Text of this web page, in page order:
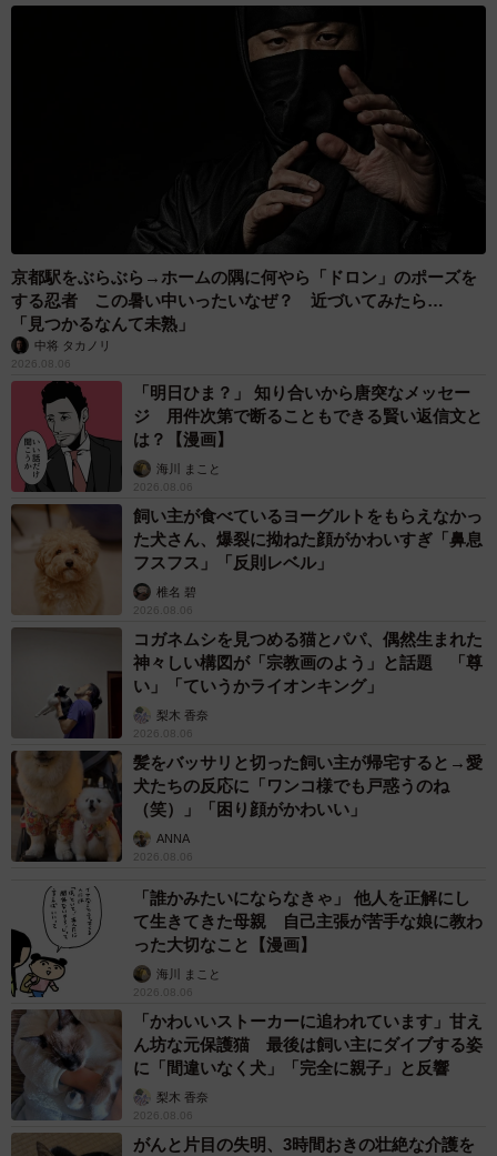
https://t.co/Nwl5pjVSpu
▽「家にやってきた父親が明らかに凶悪すぎる」のつづき
京都駅をぶらぶら→ホームの隅に何やら「ドロン」のポーズを
する忍者 この暑い中いったいなぜ？ 近づいてみたら…
「見つかるなんて未熟」
中将 タカノリ
2026.08.06
「明日ひま？」 知り合いから唐突なメッセー
ジ 用件次第で断ることもできる賢い返信文と
は？【漫画】
海川 まこと
2026.08.06
飼い主が食べているヨーグルトをもらえなかっ
た犬さん、爆裂に拗ねた顔がかわいすぎ「鼻息
フスフス」「反則レベル」
椎名 碧
2026.08.06
コガネムシを見つめる猫とパパ、偶然生まれた
神々しい構図が「宗教画のよう」と話題 「尊
い」「ていうかライオンキング」
梨木 香奈
2026.08.06
髪をバッサリと切った飼い主が帰宅すると→愛
犬たちの反応に「ワンコ様でも戸惑うのね
（笑）」「困り顔がかわいい」
ANNA
2026.08.06
「誰かみたいにならなきゃ」 他人を正解にし
て生きてきた母親 自己主張が苦手な娘に教わ
った大切なこと【漫画】
海川 まこと
2026.08.06
「かわいいストーカーに追われています」甘え
ん坊な元保護猫 最後は飼い主にダイブする姿
に「間違いなく犬」「完全に親子」と反響
梨木 香奈
2026.08.06
がんと片目の失明、3時間おきの壮絶な介護を